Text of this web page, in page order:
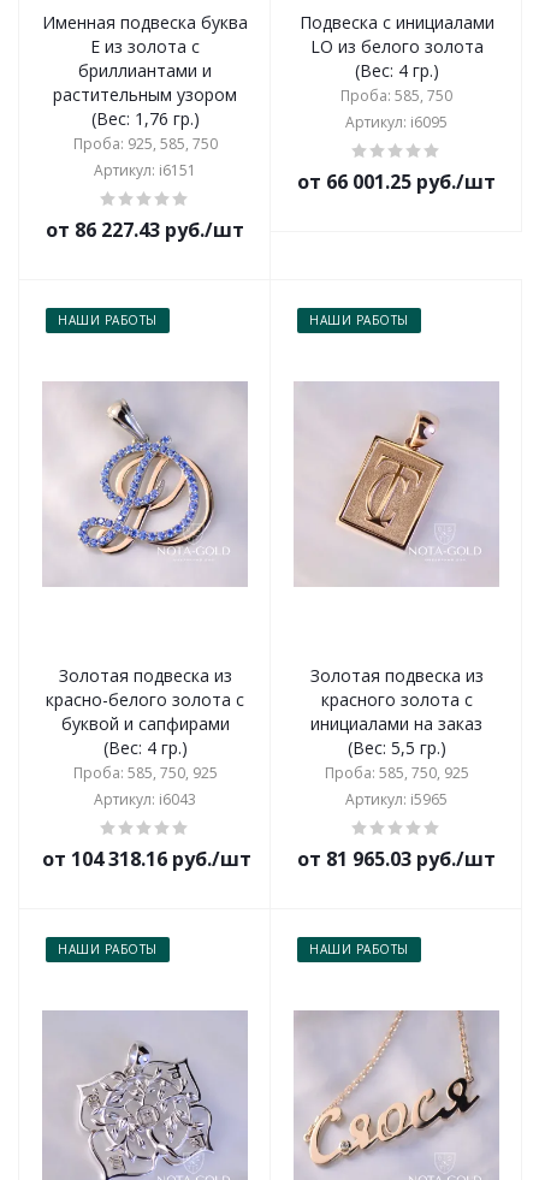
Именная подвеска буква
Е из золота с
бриллиантами и
растительным узором
(Вес: 1,76 гр.)
Проба: 925, 585, 750
Артикул: i6151
от 86 227.43 руб./шт
Подвеска с инициалами
LO из белого золота
(Вес: 4 гр.)
Проба: 585, 750
Артикул: i6095
от 66 001.25 руб./шт
НАШИ РАБОТЫ
Золотая подвеска из
красно-белого золота с
буквой и сапфирами
(Вес: 4 гр.)
Проба: 585, 750, 925
Артикул: i6043
от 104 318.16 руб./шт
НАШИ РАБОТЫ
Золотая подвеска из
красного золота с
инициалами на заказ
(Вес: 5,5 гр.)
Проба: 585, 750, 925
Артикул: i5965
от 81 965.03 руб./шт
НАШИ РАБОТЫ НАШИ РАБОТЫ